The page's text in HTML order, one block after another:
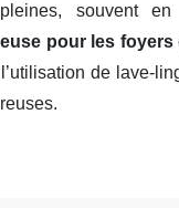
souvent
pour les
de lave-